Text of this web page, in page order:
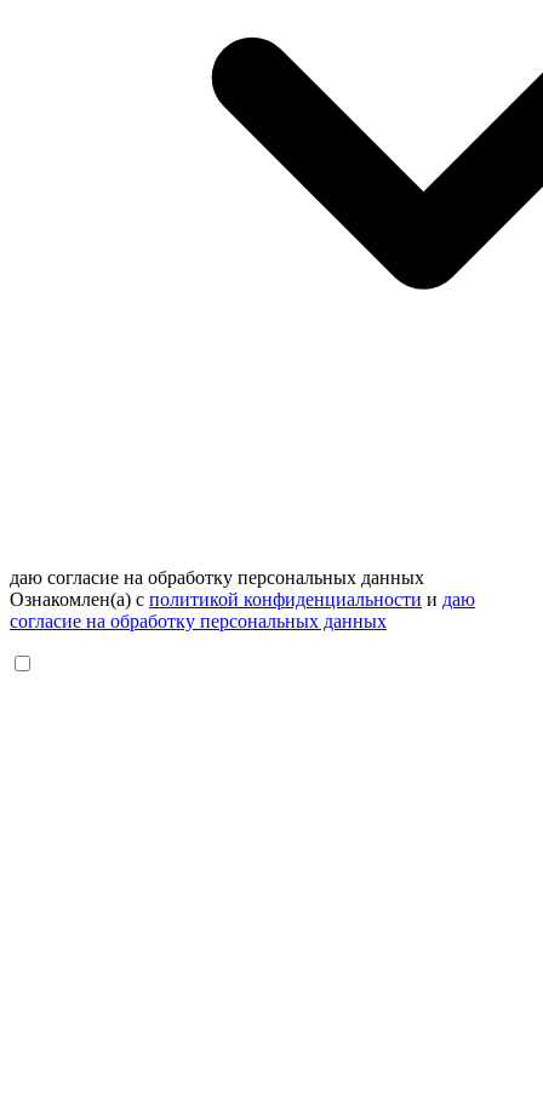
даю согласие на обработку персональных данных
Ознакомлен(а) с политикой конфиденциальности и даю
согласие на обработку персональных данных